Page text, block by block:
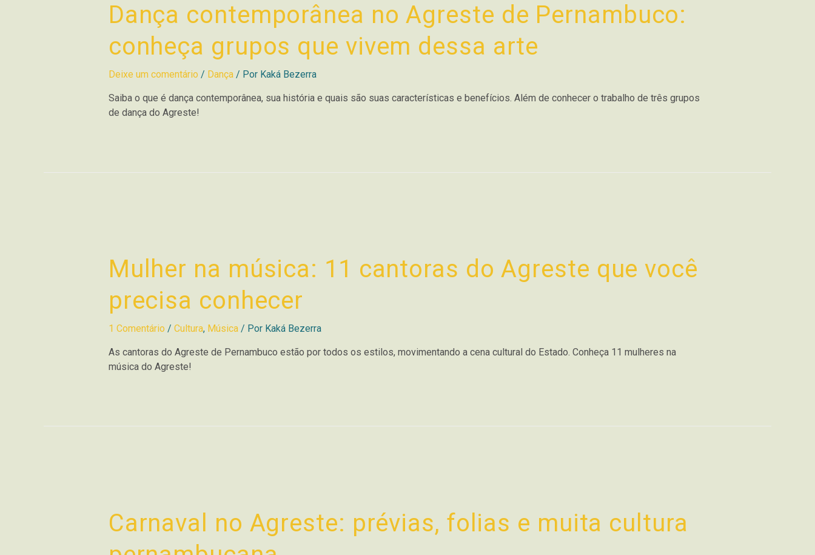
Dança contemporânea no Agreste de Pernambuco:
conheça grupos que vivem dessa arte
Deixe um comentário / Dança/ Por Kaká Bezerra
Saiba o que é dança contemporânea, sua história e quais são suas características e benefícios. Além de conhecer o trabalho de três grupos
de dança do Agreste!
Mulher na música: 11 cantoras do Agreste que você
precisa conhecer
1 Comentário / Cultura, Música/ Por Kaká Bezerra
As cantoras do Agreste de Pernambuco estão por todos os estilos, movimentando a cena cultural do Estado. Conheça 11 mulheres na
música do Agreste!
Carnaval no Agreste: prévias, folias e muita cultura